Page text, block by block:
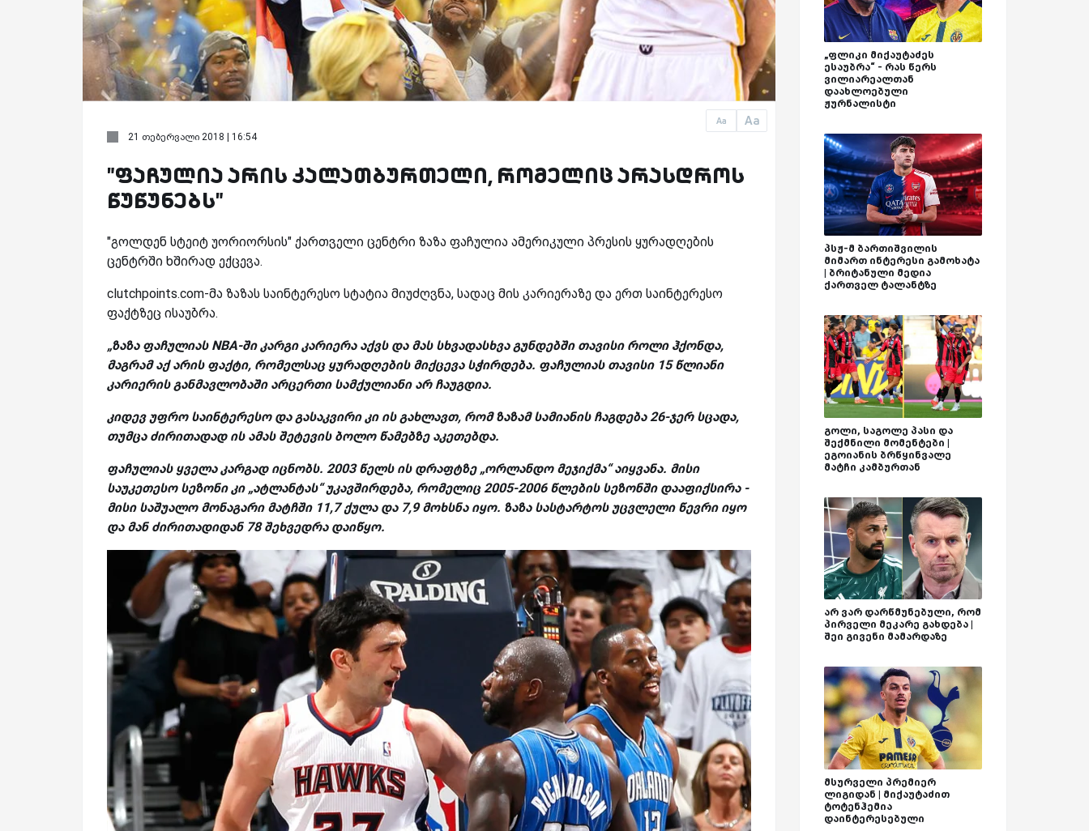
Aa Aa
21 თებერვალი 2018 | 16:54
"ფაჩულია არის კალათბურთელი, რომელიც არასდროს
წუწუნებს"
"გოლდენ სტეიტ უორიორსის" ქართველი ცენტრი ზაზა ფაჩულია ამერიკული პრესის ყურადღების
ცენტრში ხშირად ექცევა.
clutchpoints.com-მა ზაზას საინტერესო სტატია მიუძღვნა, სადაც მის კარიერაზე და ერთ საინტერესო
ფაქტზეც ისაუბრა.
„ზაზა ფაჩულიას NBA-ში კარგი კარიერა აქვს და მას სხვადასხვა გუნდებში თავისი როლი ჰქონდა,
მაგრამ აქ არის ფაქტი, რომელსაც ყურადღების მიქცევა სჭირდება. ფაჩულიას თავისი 15 წლიანი
კარიერის განმავლობაში არცერთი სამქულიანი არ ჩაუგდია.
კიდევ უფრო საინტერესო და გასაკვირი კი ის გახლავთ, რომ ზაზამ სამიანის ჩაგდება 26-ჯერ სცადა,
თუმცა ძირითადად ის ამას შეტევის ბოლო წამებზე აკეთებდა.
ფაჩულიას ყველა კარგად იცნობს. 2003 წელს ის დრაფტზე „ორლანდო მეჯიქმა“ აიყვანა. მისი
საუკეთესო სეზონი კი „ატლანტას“ უკავშირდება, რომელიც 2005-2006 წლების სეზონში დააფიქსირა -
მისი საშუალო მონაგარი მატჩში 11,7 ქულა და 7,9 მოხსნა იყო. ზაზა სასტარტოს უცვლელი წევრი იყო
და მან ძირითადიდან 78 შეხვედრა დაიწყო.
„ფლიკი მიქაუტაძეს
ესაუბრა“ - რას წერს
ვილიარეალთან
დაახლოებული
ჟურნალისტი
პსჟ-მ ბართიშვილის
მიმართ ინტერესი გამოხატა
| ბრიტანული მედია
ქართველ ტალანტზე
გოლი, საგოლე პასი და
შექმნილი მომენტები |
ეგოიანის ბრწყინვალე
მატჩი კამბურთან
არ ვარ დარწმუნებული, რომ
პირველი მეკარე გახდება |
შეი გივენი მამარდაზე
მსურველი პრემიერ
ლიგიდან | მიქაუტაძით
ტოტენჰემია
დაინტერესებული